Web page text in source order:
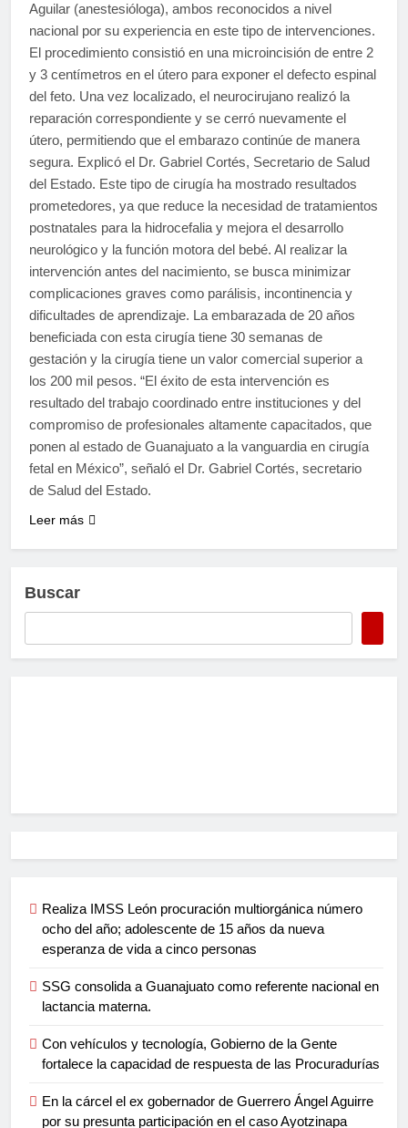
Aguilar (anestesióloga), ambos reconocidos a nivel
nacional por su experiencia en este tipo de intervenciones.
El procedimiento consistió en una microincisión de entre 2
y 3 centímetros en el útero para exponer el defecto espinal
del feto. Una vez localizado, el neurocirujano realizó la
reparación correspondiente y se cerró nuevamente el
útero, permitiendo que el embarazo continúe de manera
segura. Explicó el Dr. Gabriel Cortés, Secretario de Salud
del Estado. Este tipo de cirugía ha mostrado resultados
prometedores, ya que reduce la necesidad de tratamientos
postnatales para la hidrocefalia y mejora el desarrollo
neurológico y la función motora del bebé. Al realizar la
intervención antes del nacimiento, se busca minimizar
complicaciones graves como parálisis, incontinencia y
dificultades de aprendizaje. La embarazada de 20 años
beneficiada con esta cirugía tiene 30 semanas de
gestación y la cirugía tiene un valor comercial superior a
los 200 mil pesos. “El éxito de esta intervención es
resultado del trabajo coordinado entre instituciones y del
compromiso de profesionales altamente capacitados, que
ponen al estado de Guanajuato a la vanguardia en cirugía
fetal en México”, señaló el Dr. Gabriel Cortés, secretario
de Salud del Estado.
Leer más
Buscar
Realiza IMSS León procuración multiorgánica número
ocho del año; adolescente de 15 años da nueva
esperanza de vida a cinco personas
SSG consolida a Guanajuato como referente nacional en
lactancia materna.
Con vehículos y tecnología, Gobierno de la Gente
fortalece la capacidad de respuesta de las Procuradurías
En la cárcel el ex gobernador de Guerrero Ángel Aguirre
por su presunta participación en el caso Ayotzinapa